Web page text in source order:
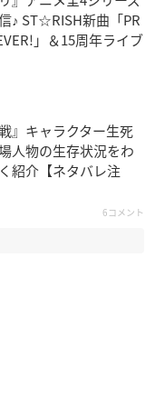
♪ ST☆RISH新曲「PR
」＆15周年ライブ
』キャラクター生死
人物の生存状況をわ
紹介【ネタバレ注
6コメント